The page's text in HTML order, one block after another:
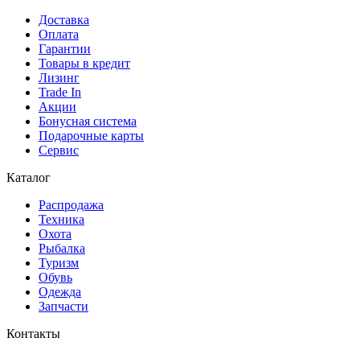
Доставка
Оплата
Гарантии
Товары в кредит
Лизинг
Trade In
Акции
Бонусная система
Подарочные карты
Сервис
Каталог
Распродажа
Техника
Охота
Рыбалка
Туризм
Обувь
Одежда
Запчасти
Контакты